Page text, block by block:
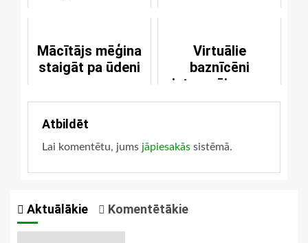
Mācītājs mēģina
staigāt pa ūdeni
Virtuālie
baznīcēni
interesējas par
seksu un
Atbildēt
Lai komentētu, jums jāpiesakās sistēmā.
Aktuālākie Komentētākie